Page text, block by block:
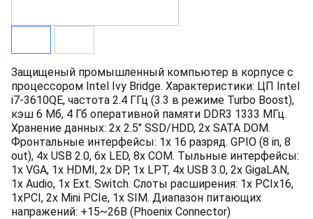
Защищеный промышленный компьютер в корпусе с
процессором Intel Ivy Bridge. Характеристики: ЦП Intel
i7-3610QE, частота 2.4 ГГц (3.3 в режиме Turbo Boost),
кэш 6 Мб, 4 Гб оперативной памяти DDR3 1333 МГц.
Хранение данных: 2x 2.5" SSD/HDD, 2x SATA DOM.
Фронтальные интерфейсы: 1x 16 разряд. GPIO (8 in, 8
out), 4x USB 2.0, 6x LED, 8x COM. Тыльные интерфейсы:
1x VGA, 1x HDMI, 2x DP, 1x LPT, 4x USB 3.0, 2x GigaLAN,
1x Audio, 1x Ext. Switch. Слоты расширения: 1x PCIx16,
1xPCI, 2x Mini PCIe, 1x SIM. Диапазон питающих
напражений: +15~26В (Phoenix Connector)